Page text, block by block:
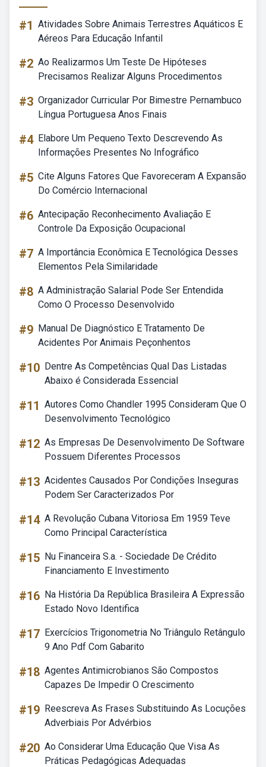
#1 Atividades Sobre Animais Terrestres Aquáticos E
Aéreos Para Educação Infantil
#2 Ao Realizarmos Um Teste De Hipóteses
Precisamos Realizar Alguns Procedimentos
#3 Organizador Curricular Por Bimestre Pernambuco
Língua Portuguesa Anos Finais
#4 Elabore Um Pequeno Texto Descrevendo As
Informações Presentes No Infográfico
#5 Cite Alguns Fatores Que Favoreceram A Expansão
Do Comércio Internacional
#6 Antecipação Reconhecimento Avaliação E
Controle Da Exposição Ocupacional
#7 A Importância Econômica E Tecnológica Desses
Elementos Pela Similaridade
#8 A Administração Salarial Pode Ser Entendida
Como O Processo Desenvolvido
#9 Manual De Diagnóstico E Tratamento De
Acidentes Por Animais Peçonhentos
#10 Dentre As Competências Qual Das Listadas
Abaixo é Considerada Essencial
#11 Autores Como Chandler 1995 Consideram Que O
Desenvolvimento Tecnológico
#12 As Empresas De Desenvolvimento De Software
Possuem Diferentes Processos
#13 Acidentes Causados Por Condições Inseguras
Podem Ser Caracterizados Por
#14 A Revolução Cubana Vitoriosa Em 1959 Teve
Como Principal Característica
#15 Nu Financeira S.a. - Sociedade De Crédito
Financiamento E Investimento
#16 Na História Da República Brasileira A Expressão
Estado Novo Identifica
#17 Exercícios Trigonometria No Triângulo Retângulo
9 Ano Pdf Com Gabarito
#18 Agentes Antimicrobianos São Compostos
Capazes De Impedir O Crescimento
#19 Reescreva As Frases Substituindo As Locuções
Adverbiais Por Advérbios
#20 Ao Considerar Uma Educação Que Visa As
Práticas Pedagógicas Adequadas